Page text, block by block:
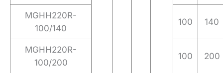
MGHH220R-
100/140
100 140
MGHH220R-
100/200
100 200